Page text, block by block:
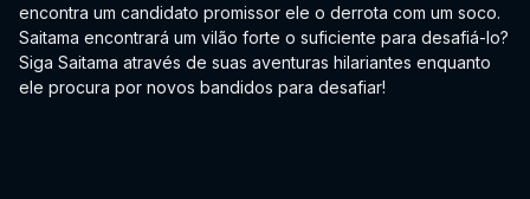
encontra um candidato promissor ele o derrota com um soco.
Saitama encontrará um vilão forte o suficiente para desafiá-lo?
Siga Saitama através de suas aventuras hilariantes enquanto
ele procura por novos bandidos para desafiar!